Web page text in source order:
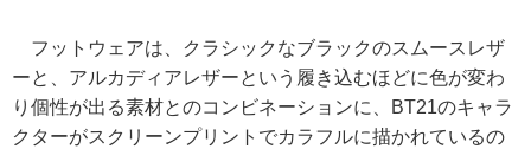
フットウェアは、クラシックなブラックのスムースレザ
ーと、アルカディアレザーという履き込むほどに色が変わ
り個性が出る素材とのコンビネーションに、BT21のキャラ
クターがスクリーンプリントでカラフルに描かれているの